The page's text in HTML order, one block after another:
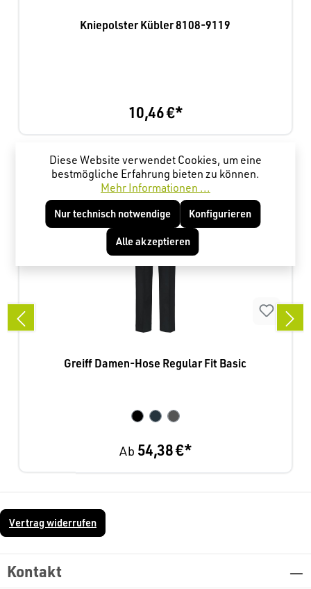
Kniepolster Kübler 8108-9119
10,46 €*
Produktgalerie überspringen
Kunden haben sich ebenfalls angesehen
Greiff Damen-Hose Regular Fit Basic
Ab 54,38 €*
Vertrag widerrufen
Kontakt
Diese Website verwendet Cookies, um eine
bestmögliche Erfahrung bieten zu können.
Mehr Informationen ...
Nur technisch notwendige Konfigurieren
Alle akzeptieren